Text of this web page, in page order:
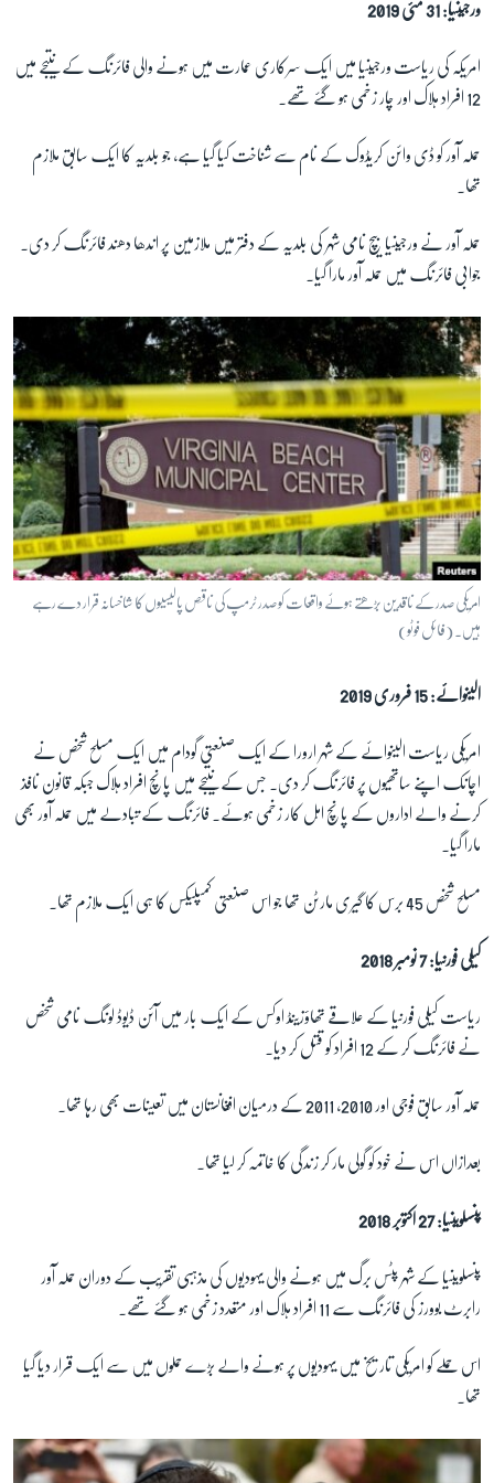
زبان
ورجینیا: 31 مئی 2019
امریکہ کی ریاست ورجینیا میں ایک سرکاری عمارت میں ہونے والی فائرنگ کے نتیجے میں
12 افراد ہلاک اور چار زخمی ہو گئے تھے۔
حملہ آور کو ڈی وائن کریڈوک کے نام سے شناخت کیا گیا ہے، جو بلدیہ کا ایک سابق ملازم
تھا۔
حملہ آور نے ورجینیا بیچ نامی شہر کی بلدیہ کے دفتر میں ملازمین پر اندھا دھند فائرنگ کر دی۔
جوابی فائرنگ میں حملہ آور مارا گیا۔
امریکی صدر کے ناقدین بڑھتے ہوئے واقعات کو صدر ٹرمپ کی ناقص پالیسیوں کا شاخسانہ قرار دے رہے
ہیں۔ (فائل فوٹو)
الینوائے: 15 فروری 2019
امریکی ریاست الینوائے کے شہر ارورا کے ایک صنعتی گودام میں ایک مسلح شخص نے
اچانک اپنے ساتھیوں پر فائرنگ کر دی۔ جس کے نتیجے میں پانچ افراد ہلاک جبکہ قانون نافذ
کرنے والے اداروں کے پانچ اہل کار زخمی ہوئے۔ فائرنگ کے تبادلے میں حملہ آور بھی
مارا گیا۔
مسلح شخص 45 برس کا گیری مارٹن تھا جو اس صنعتی کمپلیکس کا ہی ایک ملازم تھا۔
کیلی فورنیا: 7 نومبر 2018
ریاست کیلی فورنیا کے علاقے تھاؤزینڈ اوکس کے ایک بار میں آئن ڈیوڈ لونگ نامی شخص
نے فائرنگ کر کے 12 افراد کو قتل کر دیا۔
حملہ آور سابق فوجی اور 2010، 2011 کے درمیان افغانستان میں تعینات بھی رہا تھا۔
بعدازاں اس نے خود کو گولی مار کر زندگی کا خاتمہ کر لیا تھا۔
پنسلوینیا: 27 اکتوبر 2018
پنسلوینیا کے شہر پٹس برگ میں ہونے والی یہودیوں کی مذہبی تقریب کے دوران حملہ آور
رابرٹ بوورز کی فائرنگ سے 11 افراد ہلاک اور متعدد زخمی ہو گئے تھے۔
اس حملے کو امریکی تاریخ میں یہودیوں پر ہونے والے بڑے حملوں میں سے ایک قرار دیا گیا
تھا۔